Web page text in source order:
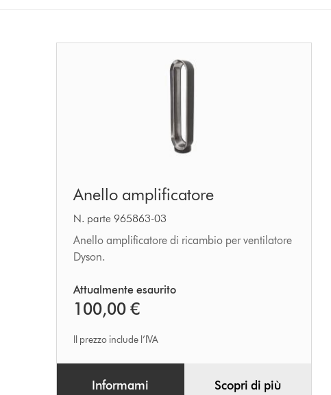
amplificatore
Anello amplificatore
N. parte 965863-03
Anello amplificatore di ricambio per ventilatore
Dyson.
Attualmente esaurito
100,00 €
Il prezzo include l’IVA
Informami Scopri di più